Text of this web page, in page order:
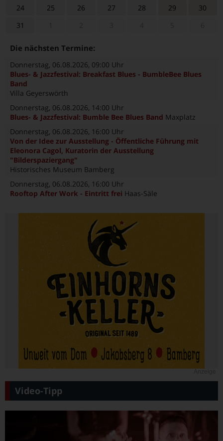
24 25 26 27 28 29
30
31
Die nächsten Termine:
Donnerstag, 06.08.2026, 09:00 Uhr
Blues- & Jazzfestival: Breakfast Blues - BumbleBee Blues
Band
Villa Geyerswörth
Donnerstag, 06.08.2026, 14:00 Uhr
Blues- & Jazzfestival: Bumble Bee Blues Band Maxplatz
Donnerstag, 06.08.2026, 16:00 Uhr
Von der Idee zur Ausstellung - Öffentliche Führung mit
Eleonora Cagol, Kuratorin der Ausstellung
"Bilderspaziergang"
Historisches Museum Bamberg
Donnerstag, 06.08.2026, 16:00 Uhr
Rooftop After Work - Eintritt frei Haas-Säle
Video-Tipp